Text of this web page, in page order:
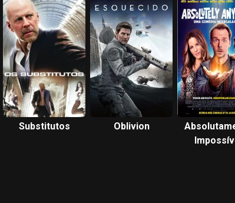
Substitutos Oblivion